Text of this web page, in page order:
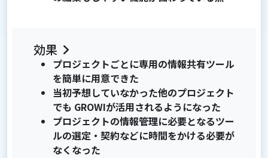
効果
プロジェクトごとに専用の情報共有ツール
を簡単に用意できた
当初予想していなかった他のプロジェクト
でも GROWIが活用されるようになった
プロジェクトの情報管理に必要となるツー
ルの選定・契約などに時間をかける必要が
なくなった